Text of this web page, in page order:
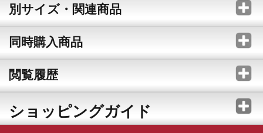
別サイズ・関連商品
同時購入商品
閲覧履歴
ショッピングガイド